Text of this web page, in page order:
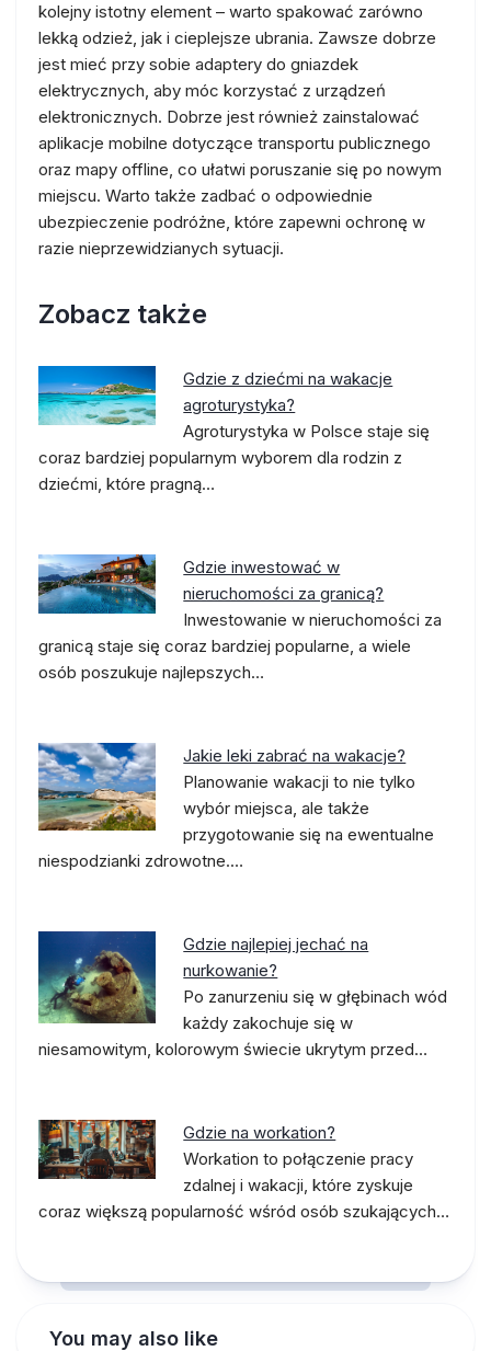
kolejny istotny element – warto spakować zarówno
lekką odzież, jak i cieplejsze ubrania. Zawsze dobrze
jest mieć przy sobie adaptery do gniazdek
elektrycznych, aby móc korzystać z urządzeń
elektronicznych. Dobrze jest również zainstalować
aplikacje mobilne dotyczące transportu publicznego
oraz mapy offline, co ułatwi poruszanie się po nowym
miejscu. Warto także zadbać o odpowiednie
ubezpieczenie podróżne, które zapewni ochronę w
razie nieprzewidzianych sytuacji.
Zobacz także
Gdzie z dziećmi na wakacje
agroturystyka?
Agroturystyka w Polsce staje się
coraz bardziej popularnym wyborem dla rodzin z
dziećmi, które pragną…
Gdzie inwestować w
nieruchomości za granicą?
Inwestowanie w nieruchomości za
granicą staje się coraz bardziej popularne, a wiele
osób poszukuje najlepszych…
Jakie leki zabrać na wakacje?
Planowanie wakacji to nie tylko
wybór miejsca, ale także
przygotowanie się na ewentualne
niespodzianki zdrowotne.…
Gdzie najlepiej jechać na
nurkowanie?
Po zanurzeniu się w głębinach wód
każdy zakochuje się w
niesamowitym, kolorowym świecie ukrytym przed…
Gdzie na workation?
Workation to połączenie pracy
zdalnej i wakacji, które zyskuje
coraz większą popularność wśród osób szukających…
You may also like